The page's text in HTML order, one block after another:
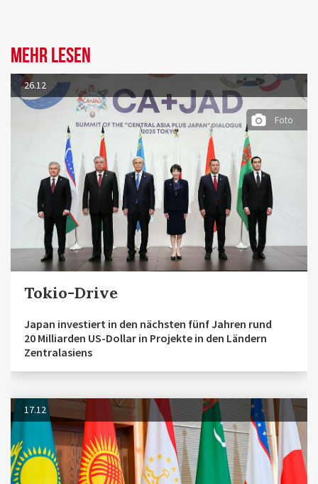
Mehr lesen
26.12
Foto
Tokio-Drive
Japan investiert in den nächsten fünf Jahren rund
20 Milliarden US-Dollar in Projekte in den Ländern
Zentralasiens
17.12